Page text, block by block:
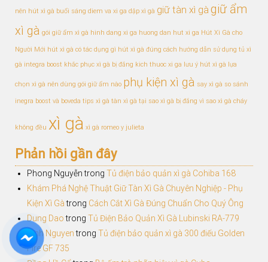
nên hút xì gà buổi sáng diem va xi ga dập xì gà giữ tàn xì gà giữ ẩm
xì gà gói giữ ẩm xì gà hinh dang xi ga huong dan hut xi ga Hút Xì Gà cho
Người Mới hút xì gà có tác dụng gì hút xì gà đúng cách hướng dẫn sử dụng tủ xì
gà integra boost khắc phục xì gà bị đắng kich thuoc xi ga lưu ý hút xì gà lựa
chọn xì gà nên dùng gói giữ ẩm nào phụ kiện xì gà say xì gà so sánh
inegra boost và boveda tips xì gà tàn xì gà tại sao xì gà bị đắng vì sao xì gà cháy
không đều xì gà xì gà romeo y julieta
Phản hồi gần đây
Phong Nguyễntrong Tủ điện bảo quản xì gà Cohiba 168
Khám Phá Nghệ Thuật Giữ Tàn Xì Gà Chuyên Nghiệp - Phụ
Kiện Xì Gàtrong Cách Cắt Xì Gà Đúng Chuẩn Cho Quý Ông
Dung Daotrong Tủ Điện Bảo Quản Xì Gà Lubinski RA-779
Dinh Nguyentrong Tủ điện bảo quản xì gà 300 điếu Golden
Fire GF 735